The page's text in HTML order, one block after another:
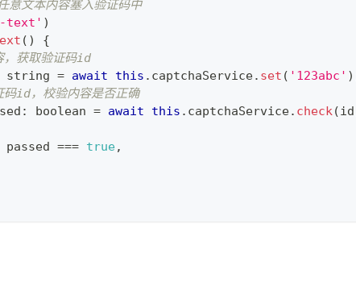
文本内容塞入验证码中
text' )
( )
{
获取验证码id
string = await this . captchaService. set ( '123abc' )
id，校验内容是否正确
: boolean = await this . captchaService. check(id
passed === true,